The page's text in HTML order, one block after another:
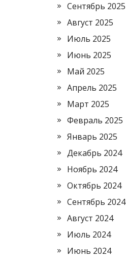
Сентябрь 2025
Август 2025
Июль 2025
Июнь 2025
Май 2025
Апрель 2025
Март 2025
Февраль 2025
Январь 2025
Декабрь 2024
Ноябрь 2024
Октябрь 2024
Сентябрь 2024
Август 2024
Июль 2024
Июнь 2024